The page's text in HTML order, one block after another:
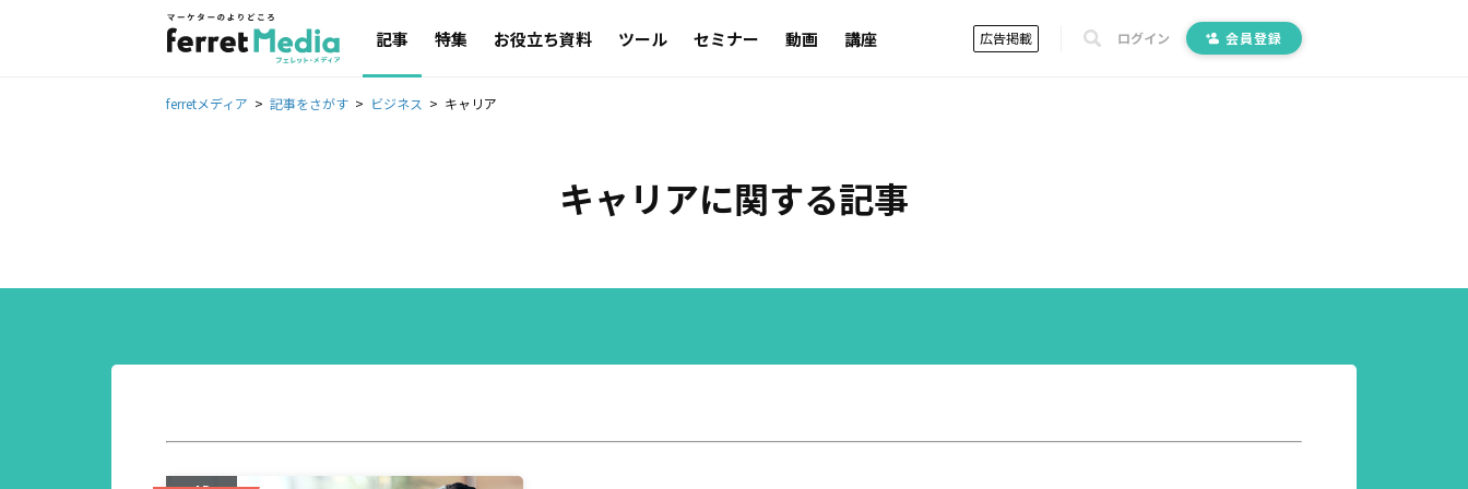
記事 特集 お役立ち資料 ツール セミナー 動画 講座 広告掲載 ログイン 会員登録
ferretメディア 記事をさがす ビジネス キャリア
キャリアに関する記事